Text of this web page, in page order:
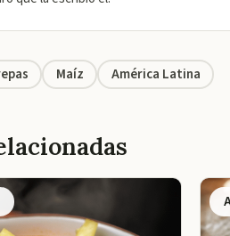
Maíz América Latina